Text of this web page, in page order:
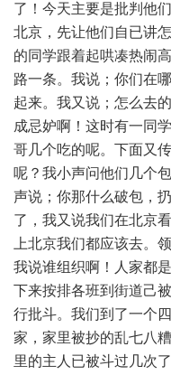
了！今天主要是批判他
北京，先让他们自已讲
的同学跟着起哄凑热闹
路一条。我说；你们在
起来。我又说；怎么去
成忌妒啊！这时有一同
哥几个吃的呢。下面又
呢？我小声问他们几个
声说；你那什么破包，
了，我又说我们在北京
上北京我们都应该去。
我说谁组织啊！人家都
下来按排各班到街道己
行批斗。我们到了一个
家，家里被抄的乱七八
里的主人已被斗过几次